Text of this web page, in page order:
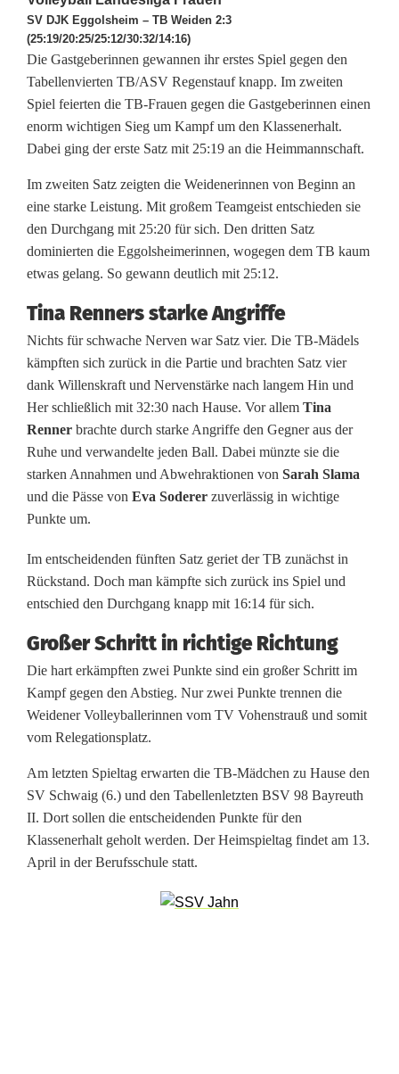
l
l
e
y
b
a
l
l
f
r
a
u
e
n
h
o
l
e
w
e
w
i
c
SV DJK Eggolsheim – TB Weiden 2:3
(25:19/20:25/25:12/30:32/14:16)
Die Gastgeberinnen gewannen ihr erstes Spiel gegen den
Tabellenvierten TB/ASV Regenstauf knapp. Im zweiten
Spiel feierten die TB-Frauen gegen die Gastgeberinnen einen
enorm wichtigen Sieg um Kampf um den Klassenerhalt.
Dabei ging der erste Satz mit 25:19 an die Heimmannschaft.
Im zweiten Satz zeigten die Weidenerinnen von Beginn an
eine starke Leistung. Mit großem Teamgeist entschieden sie
den Durchgang mit 25:20 für sich. Den dritten Satz
dominierten die Eggolsheimerinnen, wogegen dem TB kaum
etwas gelang. So gewann deutlich mit 25:12.
Tina Renners starke Angriffe
Nichts für schwache Nerven war Satz vier. Die TB-Mädels
kämpften sich zurück in die Partie und brachten Satz vier
dank Willenskraft und Nervenstärke nach langem Hin und
Her schließlich mit 32:30 nach Hause. Vor allem Tina
Renner brachte durch starke Angriffe den Gegner aus der
Ruhe und verwandelte jeden Ball. Dabei münzte sie die
starken Annahmen und Abwehraktionen von Sarah Slama
und die Pässe von Eva Soderer zuverlässig in wichtige
Punkte um.
Im entscheidenden fünften Satz geriet der TB zunächst in
Rückstand. Doch man kämpfte sich zurück ins Spiel und
entschied den Durchgang knapp mit 16:14 für sich.
Großer Schritt in richtige Richtung
Die hart erkämpften zwei Punkte sind ein großer Schritt im
Kampf gegen den Abstieg. Nur zwei Punkte trennen die
Weidener Volleyballerinnen vom TV Vohenstrauß und somit
vom Relegationsplatz.
Am letzten Spieltag erwarten die TB-Mädchen zu Hause den
SV Schwaig (6.) und den Tabellenletzten BSV 98 Bayreuth
II. Dort sollen die entscheidenden Punkte für den
Klassenerhalt geholt werden. Der Heimspieltag findet am 13.
April in der Berufsschule statt.